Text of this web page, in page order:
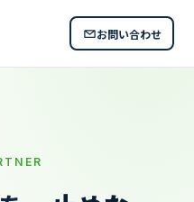
お問い合わせ